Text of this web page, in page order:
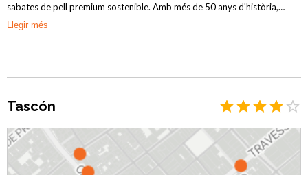
sabates de pell premium sostenible. Amb més de 50 anys d'història,
Arcopedico s'enfoca a oferir un calçat que compleix amb els estàndards
antivirals. A més, Arcopedico es preocupa pel medi ambient i ofereix un
Descobreix la seva col·lecció de sabates de pell premium i experimenta la
comoditat i estil que només Arcopedico pot oferir.
Llegir més
Tascón